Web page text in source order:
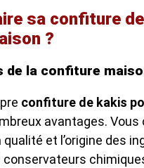
sa confiture
?
de la confiture
confiture de kakis
avantages. Vous
et l’origine des